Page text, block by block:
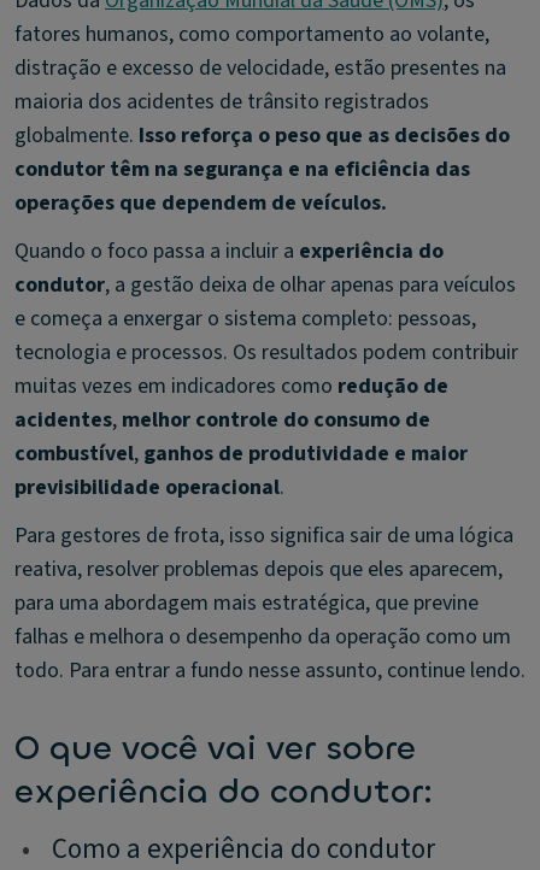
fatores humanos, como comportamento ao volante,
distração e excesso de velocidade, estão presentes na
maioria dos acidentes de trânsito registrados
globalmente. Isso reforça o peso que as decisões do
condutor têm na segurança e na eficiência das
operações que dependem de veículos.
Quando o foco passa a incluir a experiência do
condutor, a gestão deixa de olhar apenas para veículos
e começa a enxergar o sistema completo: pessoas,
tecnologia e processos. Os resultados podem contribuir
muitas vezes em indicadores como redução de
acidentes, melhor controle do consumo de
combustível, ganhos de produtividade e maior
previsibilidade operacional.
Para gestores de frota, isso significa sair de uma lógica
reativa, resolver problemas depois que eles aparecem,
para uma abordagem mais estratégica, que previne
falhas e melhora o desempenho da operação como um
todo. Para entrar a fundo nesse assunto, continue lendo.
O que você vai ver sobre
experiência do condutor:
•
Como a experiência do condutor